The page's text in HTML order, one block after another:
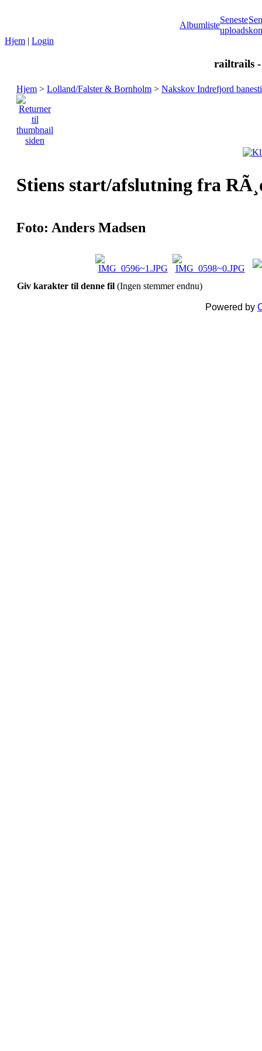
Albumliste
Seneste
uploads
Hjem | Login
railtrails
Hjem > Lolland/Falster & Bornholm > Nakskov Indrefjord banesti
Stiens start/afslutning fra
Foto: Anders Madsen
Giv karakter til denne fil (Ingen stemmer endnu)
Powered by